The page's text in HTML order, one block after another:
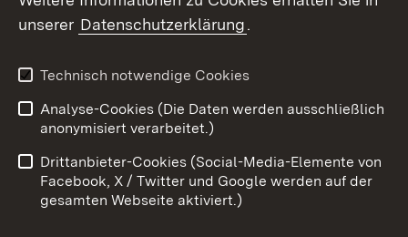
X / Twitter
Youtube
Benutzungshinweise
Barrierefreiheit
Datenschutz
Cookies
unserer Datenschutzerklärung.
Technisch notwendige Cookies
Analyse-Cookies (Die Daten werden ausschließlich
anonymisiert verarbeitet.)
Drittanbieter-Cookies (Social-Media-Elemente von
Facebook, X / Twitter und Google werden auf der
gesamten Webseite aktiviert.)